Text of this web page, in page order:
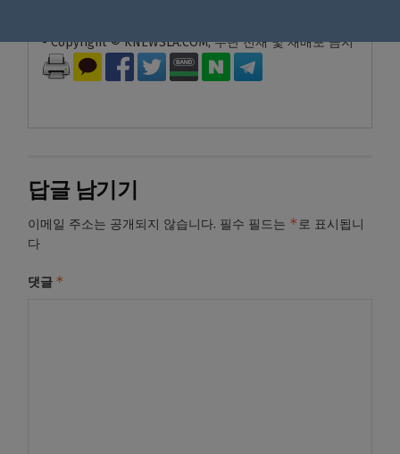
- Copyright © KNEWSLA.COM, 무단 전재 및 재배포 금지
답글 남기기
이메일 주소는 공개되지 않습니다. 필수 필드는 *로 표시됩니
다
댓글 *